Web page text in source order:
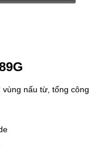
nấu từ, tổng công